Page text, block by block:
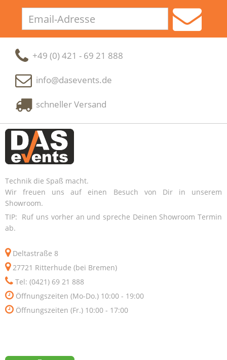
Adresse
+49 (0) 421 - 69 21 888
info@dasevents.de
schneller Versand
Technik die Spaß macht.
Wir freuen uns auf einen Besuch von Dir in unserem
Showroom.
TIP: Ruf uns vorher an und spreche Deinen Showroom Termin
ab.
Deltastraße 8
27721 Ritterhude (bei Bremen)
Tel: (0421) 69 21 888
Öffnungszeiten (Mo-Do.) 10:00 - 19:00
Öffnungszeiten (Fr.) 10:00 - 17:00